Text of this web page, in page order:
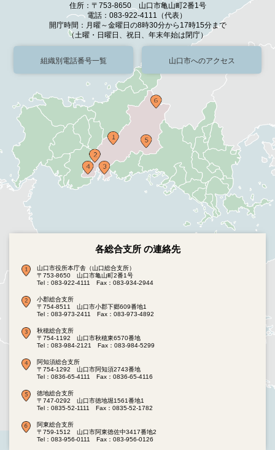
住所：〒753-8650 山口市亀山町2番1号
電話：083-922-4111（代表）
開庁時間：月曜～金曜日の8時30分から17時15分まで
（土曜・日曜日、祝日、年末年始は閉庁）
組織別電話番号一覧 山口市へのアクセス
各総合支所 の連絡先
山口市役所本庁舎（山口総合支所）
〒753-8650 山口市亀山町2番1号
Tel：083-922-4111
Fax：083-934-2944
小郡総合支所
〒754-8511 山口市小郡下郷609番地1
Tel：083-973-2411
Fax：083-973-4892
秋穂総合支所
〒754-1192 山口市秋穂東6570番地
Tel：083-984-2121
Fax：083-984-5299
阿知須総合支所
〒754-1292 山口市阿知須2743番地
Tel：0836-65-4111
Fax：0836-65-4116
徳地総合支所
〒747-0292 山口市徳地堀1561番地1
Tel：0835-52-1111
Fax：0835-52-1782
阿東総合支所
〒759-1512 山口市阿東徳佐中3417番地2
Tel：083-956-0111
Fax：083-956-0126